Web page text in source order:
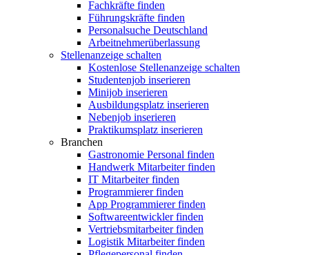
Fachkräfte finden
Führungskräfte finden
Personalsuche Deutschland
Arbeitnehmerüberlassung
Stellenanzeige schalten
Kostenlose Stellenanzeige schalten
Studentenjob inserieren
Minijob inserieren
Ausbildungsplatz inserieren
Nebenjob inserieren
Praktikumsplatz inserieren
Branchen
Gastronomie Personal finden
Handwerk Mitarbeiter finden
IT Mitarbeiter finden
Programmierer finden
App Programmierer finden
Softwareentwickler finden
Vertriebsmitarbeiter finden
Logistik Mitarbeiter finden